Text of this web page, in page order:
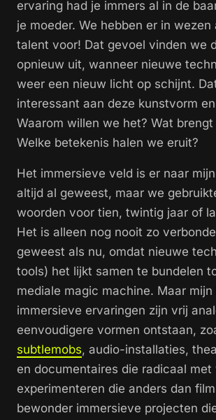
ervaring had je immers al in de
je moeder. We hebben er in wezen
talent voor! Dat gevoel vinden we
opnieuw uit, wanneer nieuwe
weer een nieuw licht op schijnt.
interessant aan deze kunstvorm
Waarom willen we het? Wat brengt
Welke betekenis halen we eruit?
Het immersieve veld is er naar
altijd al geweest, maar we
woorden voor tien, twintig jaar of
Het is alleen nog nooit zo
geweest als nu, omdat nieuwe
tools) het lijkt samen te bundelen
mediale magic machine. Maar
immersieve ervaringen zijn vrij
eenvoudigere vormen ontstaan,
subtlemobs, audio-installaties,
en documentaires die radicaal met
experimenteren die anders dan
bewonder immersieve projecten